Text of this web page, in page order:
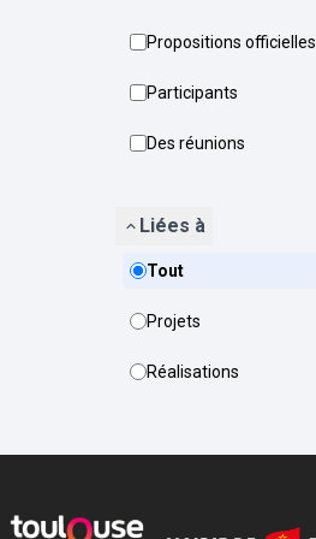
Propositions officielles
Participants
Des réunions
Liées à
Tout
Projets
Réalisations